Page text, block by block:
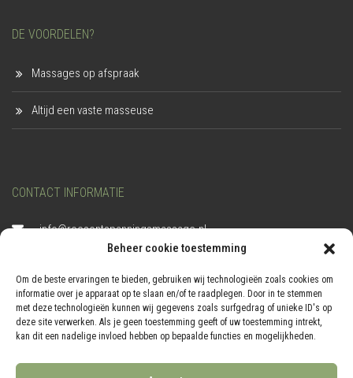
Beheer cookie toestemming
Om de beste ervaringen te bieden, gebruiken wij technologieën zoals cookies om
informatie over je apparaat op te slaan en/of te raadplegen. Door in te stemmen
met deze technologieën kunnen wij gegevens zoals surfgedrag of unieke ID's op
deze site verwerken. Als je geen toestemming geeft of uw toestemming intrekt,
kan dit een nadelige invloed hebben op bepaalde functies en mogelijkheden.
DE VOORDELEN?
Massages op afspraak
Altijd een vaste masseuse
CONTACT INFORMATIE
info@roosontspanningsmassage.nl
KVK:76914186
Zuster Siffelslaan 3,
1761 DS, Anna Paulowna